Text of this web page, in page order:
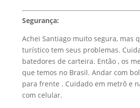
Segurança:
Achei Santiago muito segura, mas
turístico tem seus problemas.
batedores de carteira. Então , os
que temos no Brasil. Andar com
para frente . Cuidado em metrô e
com celular.